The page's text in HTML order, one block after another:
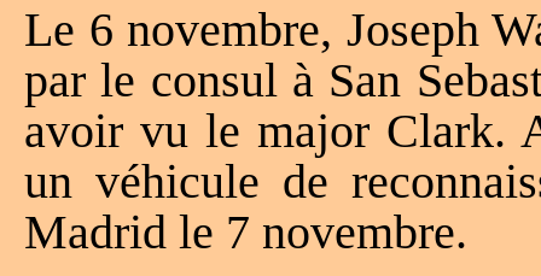
Le 6 novembre, Joseph
par le consul à San
avoir vu le major Clark.
un véhicule de
Madrid le 7 novembre.